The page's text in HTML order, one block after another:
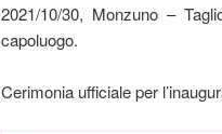
2021/10/30, Monzuno –
capoluogo.
Cerimonia ufficiale per